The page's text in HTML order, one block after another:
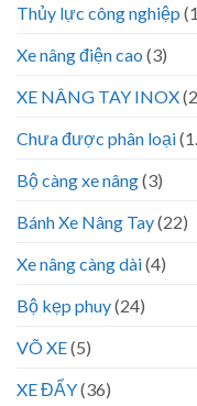
Thủy lực công nghiệp
Xe nâng điện cao (3)
XE NÂNG TAY INOX
Chưa được phân loại
Bộ càng xe nâng(3)
Bánh Xe Nâng Tay(22)
Xe nâng càng dài(4)
Bộ kẹp phuy(24)
VÕ XE(5)
XE ĐẨY(36)